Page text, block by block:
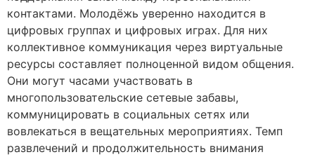
контактами. Молодёжь уверенно находится в
цифровых группах и цифровых играх. Для них
коллективное коммуникация через виртуальные
ресурсы составляет полноценной видом общения.
Они могут часами участвовать в
многопользовательские сетевые забавы,
коммуницировать в социальных сетях или
вовлекаться в вещательных мероприятиях. Темп
развлечений и продолжительность внимания